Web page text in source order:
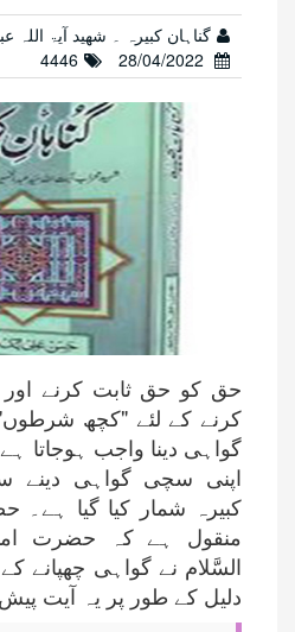
گناہان کبیرہ ۔ شھید آیۃ
4446
حق کو حق ثابت کرنے
کرنے کے لئے "کچھ
گواہی دینا واجب ہوجاتا
اپنی سچی گواہی دینے سے
کبیرہ شمار کیا گیا ہے۔
منقول ہے کہ حضرت
السَّلام نے گواہی چھپانے
دلیل کے طور پر یہ آیت